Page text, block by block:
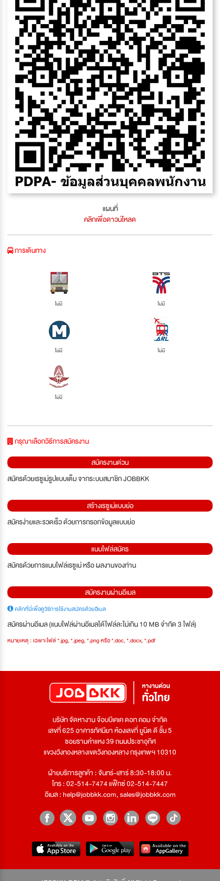
แผนที่
คลิกเพื่อดาวน์โหลด
การเดินทาง
ไม่มี ไม่มี
ไม่มี ไม่มี
ไม่มี
กรุณาเลือกวิธีการสมัครงาน
สมัครงานด่วน
สมัครด้วยเรซูเม่รูปแบบเต็ม จากระบบสมาชิก JOBBKK
สร้างเรซูเม่แบบย่อ
สมัครง่ายและรวดเร็ว ด้วยการกรอกข้อมูลแบบย่อ
แนบไฟล์สมัคร
สมัครด้วยการแนบไฟล์เรซูเม่ หรือ ผลงานของท่าน
สมัครงานผ่านอีเมล
คลิกที่นี่เพื่อดูวิธีการใช้งานสมัครด้วยอีเมล
สมัครผ่านอีเมล (แนบไฟล์ผ่านอีเมลได้ไฟล์ละไม่เกิน 10 MB จำกัด 3 ไฟล์)
หมายเหตุ : เฉพาะไฟล์ *.jpg, *.jpeg, *.png หรือ *.doc, *.docx, *.pdf
บริษัท จัดหางาน จ๊อบบีเคเค ดอท คอม จำกัด
เลขที่ 625 อาคารทัศนียา ห้องเลขที่ ยูนิต ดี ชั้น 5
ซอยรามคำแหง 39 ถนนประชาอุทิศ
แขวงวังทองหลางเขตวังทองหลาง กรุงเทพฯ 10310
ฝ่ายบริการลูกค้า : จันทร์-เสาร์ 8:30-18:00 น.
โทร : 02-514-7474 แฟ็กซ์ 02-514-7447
อีเมล :help@jobbkk.com,sales@jobbkk.com